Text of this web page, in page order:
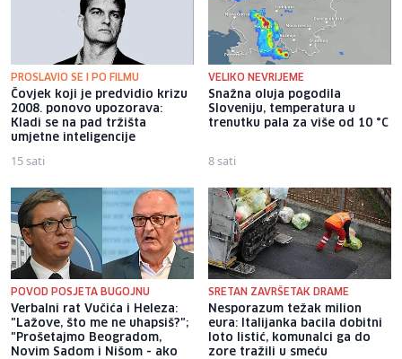
PROSLAVIO SE I PO FILMU
Čovjek koji je predvidio krizu
2008. ponovo upozorava:
Kladi se na pad tržišta
umjetne inteligencije
15 sati
VELIKO NEVRIJEME
Snažna oluja pogodila
Sloveniju, temperatura u
trenutku pala za više od 10 °C
8 sati
POVOD POSJETA BUGOJNU
Verbalni rat Vučića i Heleza:
"Lažove, što me ne uhapsiš?";
"Prošetajmo Beogradom,
Novim Sadom i Nišom - ako
SRETAN ZAVRŠETAK DRAME
Nesporazum težak milion
eura: Italijanka bacila dobitni
loto listić, komunalci ga do
zore tražili u smeću